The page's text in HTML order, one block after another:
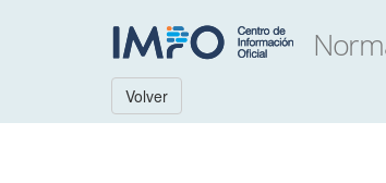
Volver